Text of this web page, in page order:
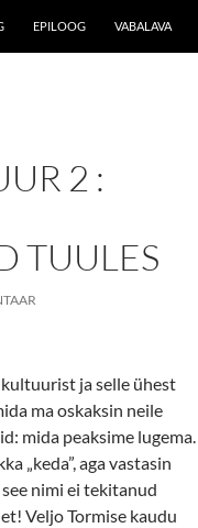
EPILOOG VABALAVA
2 :
TUULES
ja selle ühest
ma oskaksin neile
mida peaksime lugema.
„keda”, aga vastasin
nimi ei tekitanud
Veljo Tormise kaudu